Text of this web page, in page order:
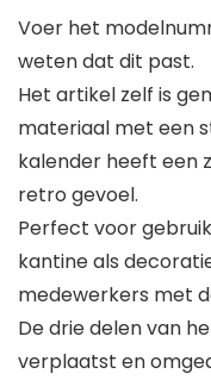
Voer het
weten dat dit past.
Het artikel zelf is
materiaal met een
kalender heeft een
retro gevoel.
Perfect voor
kantine als
medewerkers met
De drie delen van
verplaatst en